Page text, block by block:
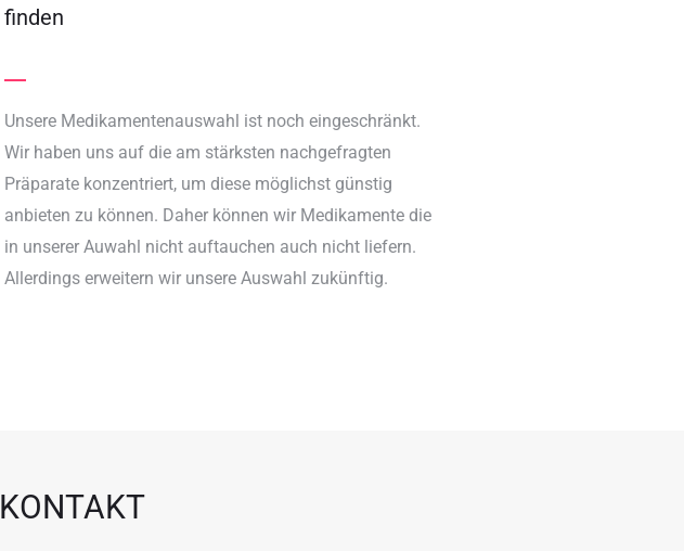
finden
Unsere Medikamentenauswahl ist noch eingeschränkt.
Wir haben uns auf die am stärksten nachgefragten
Präparate konzentriert, um diese möglichst günstig
anbieten zu können. Daher können wir Medikamente die
in unserer Auwahl nicht auftauchen auch nicht liefern.
Allerdings erweitern wir unsere Auswahl zukünftig.
KONTAKT